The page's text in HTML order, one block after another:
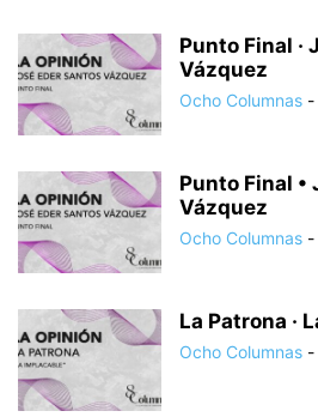
Punto Final ·
Vázquez
Ocho Columnas -
Punto Final •
Vázquez
Ocho Columnas -
La Patrona ·
Ocho Columnas -